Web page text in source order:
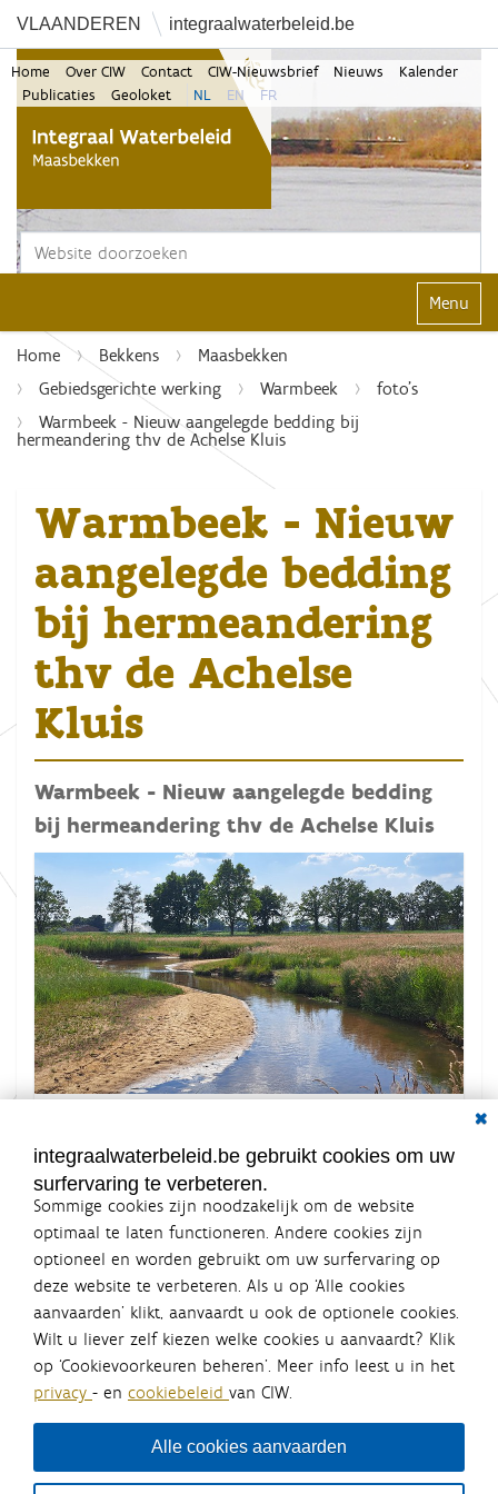
VLAANDEREN integraalwaterbeleid.be
Zoek
Home Over CIW Contact CIW-Nieuwsbrief Nieuws
Kalender
Publicaties
Geoloket NL EN FR
Klap
Home Bekkens
Maasbekken
Gebiedsgerichte werking
Warmbeek
foto's
Warmbeek - Nieuw aangelegde bedding bij
hermeandering thv de Achelse Kluis
Warmbeek - Nieuw
aangelegde bedding
bij hermeandering
thv de Achelse
Kluis
Warmbeek - Nieuw aangelegde bedding
bij hermeandering thv de Achelse Kluis
k
v
o
r
d
v
o
l
e
d
e
integraalwaterbeleid.be gebruikt cookies om uw
surfervaring te verbeteren.
Sommige cookies zijn noodzakelijk om de website
optimaal te laten functioneren. Andere cookies zijn
optioneel en worden gebruikt om uw surfervaring op
deze website te verbeteren. Als u op ‘Alle cookies
aanvaarden’ klikt, aanvaardt u ook de optionele cookies.
Wilt u liever zelf kiezen welke cookies u aanvaardt? Klik
op ‘Cookievoorkeuren beheren’. Meer info leest u in het
privacy - en cookiebeleid van CIW.
Alle cookies aanvaarden
Integraalwaterbeleid.be is een
officiële website van de Vlaamse
overheid
uitgegeven door Coördinatiecommissie Integraal
Waterbeleid
De Coördinatiecommissie Integraal Waterbeleid (CIW) is een
bestuursniveaus die bij het waterbeleid betrokken zijn. Ook
waterbedrijven nemen deel aan het overleg. Deze
samenwerking zorgt voor een gecoördineerde en